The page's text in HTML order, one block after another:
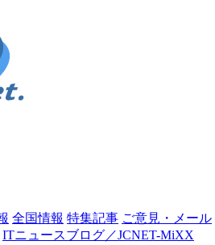
全国情報 特集記事 ご意見・メール
ITニュースブログ／JCNET-MiXX